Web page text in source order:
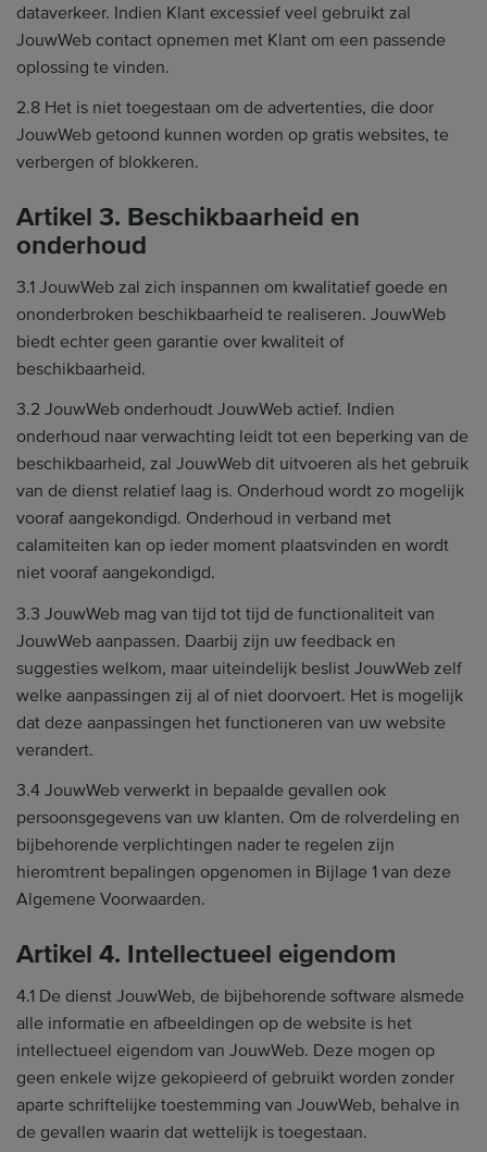
dataverkeer. Indien Klant excessief veel gebruikt zal
JouwWeb contact opnemen met Klant om een passende
oplossing te vinden.
2.8 Het is niet toegestaan om de advertenties, die door
JouwWeb getoond kunnen worden op gratis websites, te
verbergen of blokkeren.
Artikel 3. Beschikbaarheid en
onderhoud
3.1 JouwWeb zal zich inspannen om kwalitatief goede en
ononderbroken beschikbaarheid te realiseren. JouwWeb
biedt echter geen garantie over kwaliteit of
beschikbaarheid.
3.2 JouwWeb onderhoudt JouwWeb actief. Indien
onderhoud naar verwachting leidt tot een beperking van de
beschikbaarheid, zal JouwWeb dit uitvoeren als het gebruik
van de dienst relatief laag is. Onderhoud wordt zo mogelijk
vooraf aangekondigd. Onderhoud in verband met
calamiteiten kan op ieder moment plaatsvinden en wordt
niet vooraf aangekondigd.
3.3 JouwWeb mag van tijd tot tijd de functionaliteit van
JouwWeb aanpassen. Daarbij zijn uw feedback en
suggesties welkom, maar uiteindelijk beslist JouwWeb zelf
welke aanpassingen zij al of niet doorvoert. Het is mogelijk
dat deze aanpassingen het functioneren van uw website
verandert.
3.4 JouwWeb verwerkt in bepaalde gevallen ook
persoonsgegevens van uw klanten. Om de rolverdeling en
bijbehorende verplichtingen nader te regelen zijn
hieromtrent bepalingen opgenomen in Bijlage 1 van deze
Algemene Voorwaarden.
Artikel 4. Intellectueel eigendom
4.1 De dienst JouwWeb, de bijbehorende software alsmede
alle informatie en afbeeldingen op de website is het
intellectueel eigendom van JouwWeb. Deze mogen op
geen enkele wijze gekopieerd of gebruikt worden zonder
aparte schriftelijke toestemming van JouwWeb, behalve in
de gevallen waarin dat wettelijk is toegestaan.